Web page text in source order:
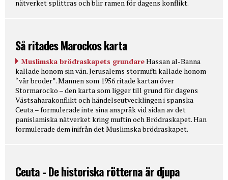
nätverket splittras och blir ramen för dagens konflikt.
Så ritades Marockos karta
Muslimska brödraskapets grundareHassan al-Banna
kallade honom sin vän. Jerusalems stormufti kallade honom
“vår broder”. Mannen som 1956 ritade kartan över
Stormarocko – den karta som ligger till grund för dagens
Västsaharakonflikt och händelseutvecklingen i spanska
Ceuta – formulerade inte sina anspråk vid sidan av det
panislamiska nätverket kring muftin och Brödraskapet. Han
formulerade dem inifrån det Muslimska brödraskapet.
Ceuta - De historiska rötterna är djupa